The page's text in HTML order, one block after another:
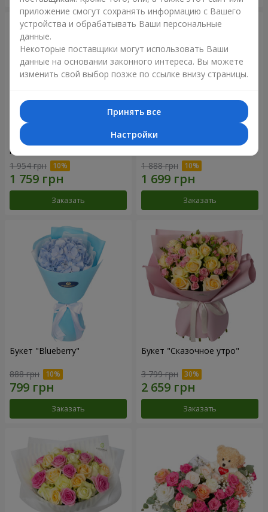
Композиция "Нежное
прикосновение"
1 954 грн
Заказать
Букет "Розовый вкус
1 888 грн
Заказать
Букет "Blueberry"
888 грн
Заказать
Букет "Сказочное утро"
3 799 грн
Заказать
приложение смогут сохранять информацию с Вашего
устройства и обрабатывать Ваши персональные
данные.
Некоторые поставщики могут использовать Ваши
данные на основании законного интереса. Вы можете
изменить свой выбор позже по ссылке внизу страницы.
Принять все
Настройки